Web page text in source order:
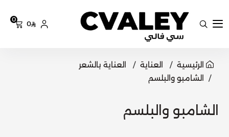
سي فالي
0
0
الرئيسية العناية
العناية بالشعر
الشامبو والبلسم
الشامبو والبلسم